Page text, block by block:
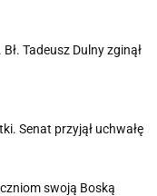
Tadeusz Dulny zginął
Senat przyjął uchwałę
swoją Boską